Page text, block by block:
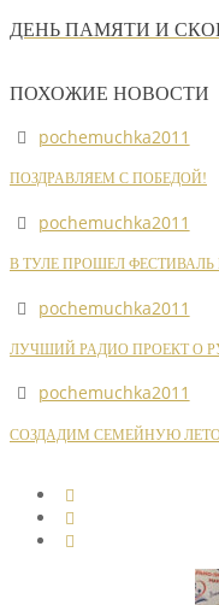
ДЕНЬ ПАМЯТИ И
ПОХОЖИЕ НОВОСТИ
pochemuchka2011
ПОЗДРАВЛЯЕМ С ПОБЕДОЙ!
pochemuchka2011
В ТУЛЕ ПРОШЕЛ
pochemuchka2011
ЛУЧШИЙ РАДИО ПРОЕКТ О
pochemuchka2011
СОЗДАДИМ СЕМЕЙНУЮ